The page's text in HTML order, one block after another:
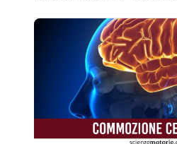
parte importante del
tipo di Esercizio Fisico è
recente ricerca, condotta
internazionale […]